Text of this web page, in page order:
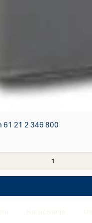
61 21 2 346 800